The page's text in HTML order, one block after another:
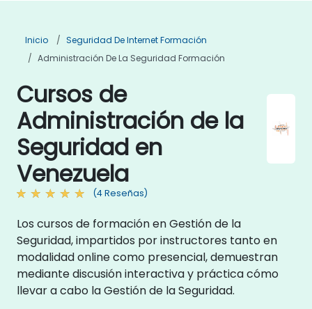
Inicio
Seguridad De Internet Formación
Administración De La Seguridad Formación
Cursos de
Administración de la
Seguridad en
Venezuela
(4 Reseñas)
Los cursos de formación en Gestión de la
Seguridad, impartidos por instructores tanto en
modalidad online como presencial, demuestran
mediante discusión interactiva y práctica cómo
llevar a cabo la Gestión de la Seguridad.